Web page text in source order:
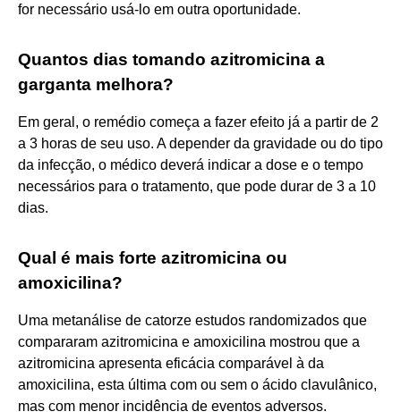
for necessário usá-lo em outra oportunidade.
Quantos dias tomando azitromicina a
garganta melhora?
Em geral, o remédio começa a fazer efeito já a partir de 2
a 3 horas de seu uso. A depender da gravidade ou do tipo
da infecção, o médico deverá indicar a dose e o tempo
necessários para o tratamento, que pode durar de 3 a 10
dias.
Qual é mais forte azitromicina ou
amoxicilina?
Uma metanálise de catorze estudos randomizados que
compararam azitromicina e amoxicilina mostrou que a
azitromicina apresenta eficácia comparável à da
amoxicilina, esta última com ou sem o ácido clavulânico,
mas com menor incidência de eventos adversos.